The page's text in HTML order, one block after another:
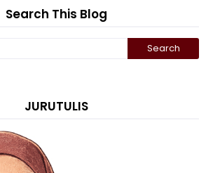
Search This Blog
JURUTULIS